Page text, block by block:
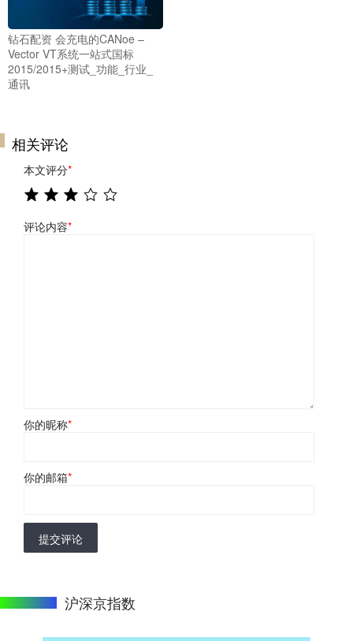
钻石配资 会充电的CANoe –
Vector VT系统一站式国标
2015/2015+测试_功能_行业_
通讯
相关评论
本文评分*
评论内容*
你的昵称*
你的邮箱*
提交评论
沪深京指数